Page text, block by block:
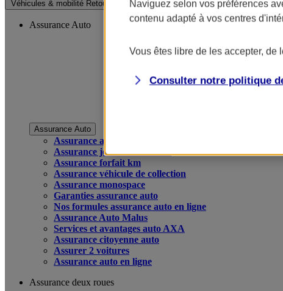
Véhicules & mobilité Retour à la section précédente
Assurance Auto
Assurance Auto
Assurance auto
Assurance jeune conducteur
Assurance forfait km
Assurance véhicule de collection
Assurance monospace
Garanties assurance auto
Nos formules assurance auto en ligne
Assurance Auto Malus
Services et avantages auto AXA
Assurance citoyenne auto
Assurer 2 voitures
Assurance auto en ligne
Assurance deux roues
Naviguez selon vos préférences
contenu adapté à vos centres
Vous êtes libre de les accepter, de
Consulter notre politique